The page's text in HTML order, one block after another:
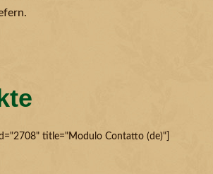
title="Modulo Contatto (de)"]